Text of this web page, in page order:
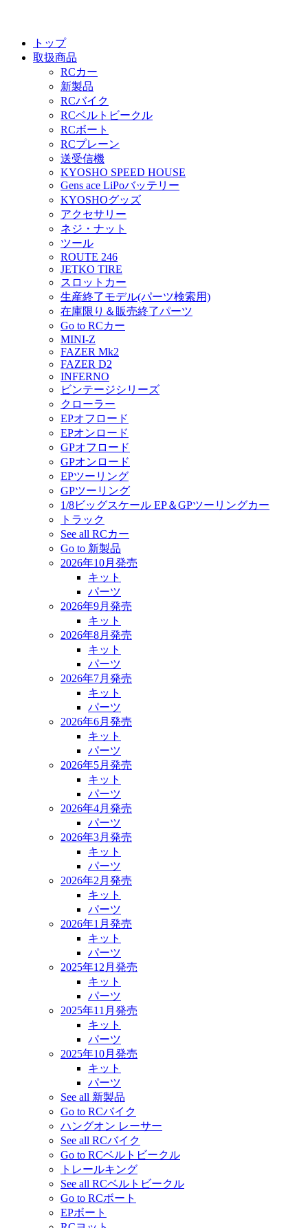
トップ
取扱商品
RCカー
新製品
RCバイク
RCベルトビークル
RCボート
RCプレーン
送受信機
KYOSHO SPEED HOUSE
Gens ace LiPoバッテリー
KYOSHOグッズ
アクセサリー
ネジ・ナット
ツール
ROUTE 246
JETKO TIRE
スロットカー
生産終了モデル(パーツ検索用)
在庫限り＆販売終了パーツ
Go to RCカー
MINI-Z
FAZER Mk2
FAZER D2
INFERNO
ビンテージシリーズ
クローラー
EPオフロード
EPオンロード
GPオフロード
GPオンロード
EPツーリング
GPツーリング
1/8ビッグスケール EP＆GPツーリングカー
トラック
See all RCカー
Go to 新製品
2026年10月発売
キット
パーツ
2026年9月発売
キット
2026年8月発売
キット
パーツ
2026年7月発売
キット
パーツ
2026年6月発売
キット
パーツ
2026年5月発売
キット
パーツ
2026年4月発売
パーツ
2026年3月発売
キット
パーツ
2026年2月発売
キット
パーツ
2026年1月発売
キット
パーツ
2025年12月発売
キット
パーツ
2025年11月発売
キット
パーツ
2025年10月発売
キット
パーツ
See all 新製品
Go to RCバイク
ハングオン レーサー
See all RCバイク
Go to RCベルトビークル
トレールキング
See all RCベルトビークル
Go to RCボート
EPボート